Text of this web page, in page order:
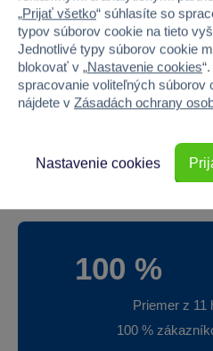
Licencia
Šírka
Výška
Hmotnosť v gramoch
100 %
Priemer z 11
100 %
„Prijať všetko“ súhlasíte so
typov súborov cookie na tieto
Jednotlivé typy súborov cookie
blokovať v „Nastavenie cookies
spracovanie voliteľných súborov
nájdete v Zásadách ochrany
Nastavenie cookies